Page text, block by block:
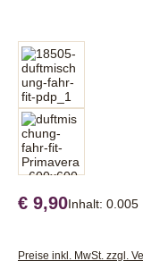
€ 9,90Inhalt: 0.005
Preise inkl. MwSt. zzgl.